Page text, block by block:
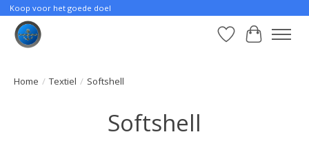
Koop voor het goede doel
Verlanglijst
Home / Textiel / Softshell
Softshell